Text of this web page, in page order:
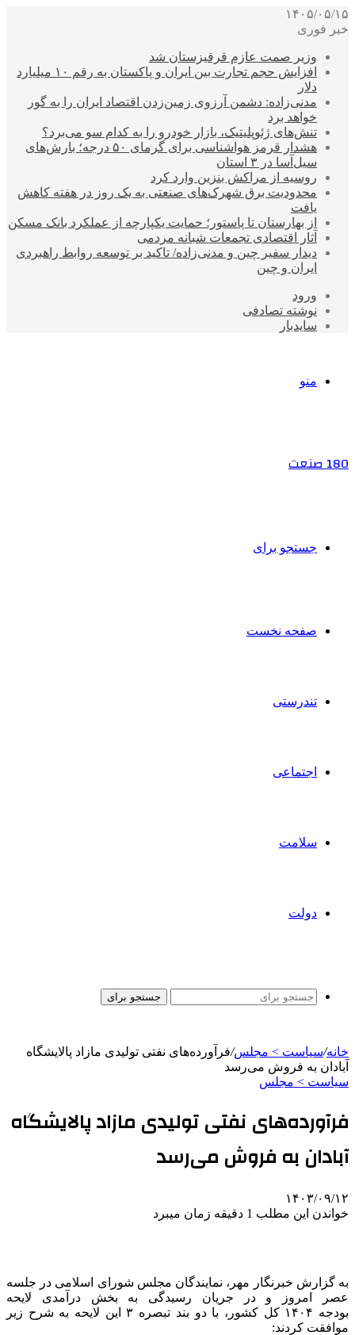
۱۴۰۵/۰۵/۱۵
خبر فوری
وزیر صمت عازم قرقیزستان شد
افزایش حجم تجارت بین ایران و پاکستان به رقم ۱۰ میلیارد
دلار
مدنی‌زاده: دشمن آرزوی زمین‌زدن اقتصاد ایران را به گور
خواهد برد
تنش‌های ژئوپلیتیک، بازار خودرو را به کدام سو می‌برد؟
هشدار قرمز هواشناسی برای گرمای ۵۰ درجه؛ بارش‌های
سیل‌آسا در ۳ استان
روسیه از مراکش بنزین وارد کرد
محدودیت برق شهرک‌های صنعتی به یک روز در هفته کاهش
یافت
از بهارستان تا پاستور؛ حمایت یکپارچه از عملکرد بانک مسکن
آثار اقتصادی تجمعات شبانه مردمی
دیدار سفیر چین و مدنی‌زاده/ تاکید بر توسعه روابط راهبردی
ایران و چین
ورود
نوشته تصادفی
سایدبار
منو
180 صنعت
جستجو برای
صفحه نخست
تندرستی
اجتماعی
سلامت
دولت
جستجو برای
خانه/سیاست > مجلس/فرآورده‌های نفتی تولیدی مازاد پالایشگاه
آبادان به فروش می‌رسد
سیاست > مجلس
فرآورده‌های نفتی تولیدی مازاد پالایشگاه
آبادان به فروش می‌رسد
۱۴۰۳/۰۹/۱۲
خواندن این مطلب 1 دقیقه زمان میبرد
به گزارش خبرنگار مهر، نمایندگان مجلس شورای اسلامی در جلسه
عصر امروز و در جریان رسیدگی به بخش درآمدی لایحه
بودجه
کل کشور، با دو بند تبصره ۳ این لایحه به شرح زیر
موافقت کردند: